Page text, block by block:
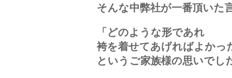
そんな中弊社が一番頂いた
「どのような形であれ
袴を着せてあげればよかっ
というご家族様の思いでし